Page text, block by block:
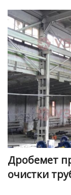
Дробемет
очистки